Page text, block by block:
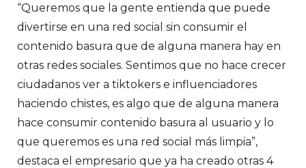
“Queremos que la gente entienda que puede
divertirse en una red social sin consumir el
contenido basura que de alguna manera hay en
otras redes sociales. Sentimos que no hace crecer
ciudadanos ver a tiktokers e influenciadores
haciendo chistes, es algo que de alguna manera
hace consumir contenido basura al usuario y lo
que queremos es una red social más limpia”,
destaca el empresario que ya ha creado otras 4